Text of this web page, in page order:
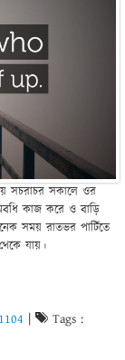
সচরাচর সকালে ওর
কাজ করে ও বাড়ি
সময় রাতভর পার্টিতে
যায়।
1104 Tags :